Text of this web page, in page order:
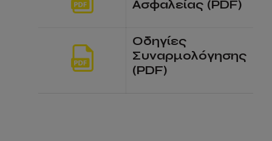
Ασφαλείας (PDF)
Οδηγίες
Συναρμολόγησης
(PDF)